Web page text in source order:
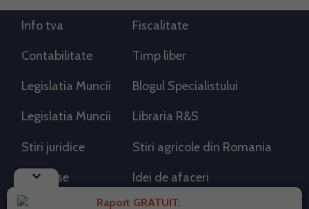
keyboard_arrow_down
Raport GRATUIT:
Info tva Fiscalitate
Contabilitate Timp liber
Legislatia Muncii Blogul Specialistului
Legislatia Muncii Libraria R&S
Stiri juridice Stiri agricole din Romania
AdSense Idei de afaceri